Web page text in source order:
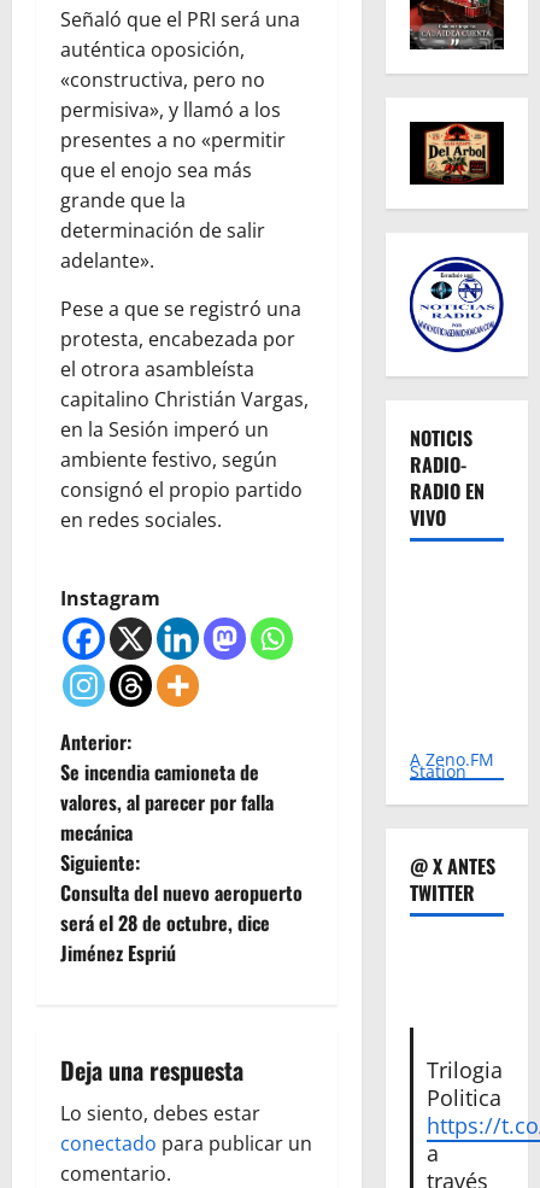
Señaló que el PRI será una
auténtica oposición,
«constructiva, pero no
permisiva», y llamó a los
presentes a no «permitir
que el enojo sea más
grande que la
determinación de salir
adelante».
Pese a que se registró una
protesta, encabezada por
el otrora asambleísta
capitalino Christián Vargas,
en la Sesión imperó un
ambiente festivo, según
consignó el propio partido
en redes sociales.
Instagram
N
a
v
e
g
c
i
ó
Anterior:
Se incendia camioneta de
valores, al parecer por falla
mecánica
Siguiente:
Consulta del nuevo aeropuerto
será el 28 de octubre, dice
Jiménez Espriú
Deja una respuesta
Lo siento, debes estar
conectado para publicar un
comentario.
NOTICIS
RADIO-
RADIO EN
VIVO
A Zeno.FM
Station
@ X ANTES
TWITTER
Trilogia
Politica
https://
a
través